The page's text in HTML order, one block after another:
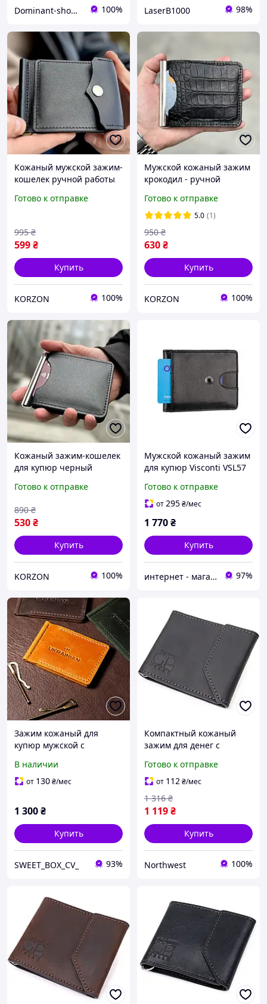
Dominant-shop.com.ua 100% LaserB1000 98%
Кожаный мужской зажим-
кошелек ручной работы
Готово к отправке
599₴
995 ₴
Купить
KORZON 100%
Мужской кожаный зажим
крокодил - ручной
Готово к отправке
5.0 (1)
630₴
950 ₴
Купить
KORZON 100%
Кожаный зажим-кошелек
для купюр черный
Готово к отправке
530₴
890 ₴
Купить
KORZON 100%
Мужской кожаный зажим
для купюр Visconti VSL57
Готово к отправке
от295₴/мес
1 770₴
Купить
интернет - магазин "Galantereya" 97%
Зажим кожаный для
купюр мужской с
вместительный кошелек
на кнопке, оранжевый
В наличии
от 130₴/мес
1 300₴
Купить
SWEET_BOX_CV_ 93%
Компактный кожаный
зажим для денег с
AirTag GRANDE PELLE
11617 Черный GoodPlace
-worry-free-shopping-
Готово к отправке
от 112₴/мес
1 119₴
1 316 ₴
Купить
Northwest 100%